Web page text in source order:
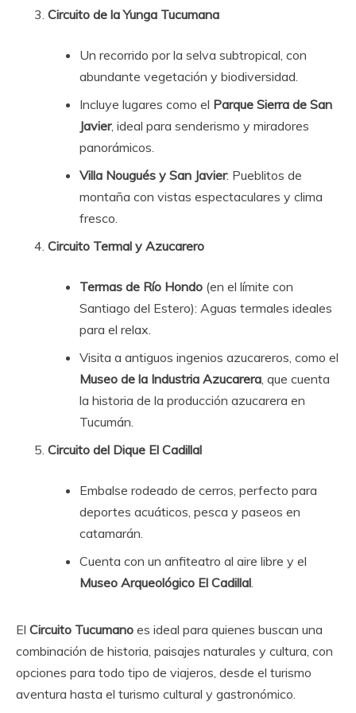
Circuito de la Yunga Tucumana
Un recorrido por la selva subtropical, con
abundante vegetación y biodiversidad.
Incluye lugares como el Parque Sierra de San
Javier, ideal para senderismo y miradores
panorámicos.
Villa Nougués y San Javier: Pueblitos de
montaña con vistas espectaculares y clima
fresco.
Circuito Termal y Azucarero
Termas de Río Hondo (en el límite con
Santiago del Estero): Aguas termales ideales
para el relax.
Visita a antiguos ingenios azucareros, como el
Museo de la Industria Azucarera , que cuenta
la historia de la producción azucarera en
Tucumán.
Circuito del Dique El Cadillal
Embalse rodeado de cerros, perfecto para
deportes acuáticos, pesca y paseos en
catamarán.
Cuenta con un anfiteatro al aire libre y el
Museo Arqueológico El Cadillal
El Circuito Tucumano es ideal para quienes buscan una
combinación de historia, paisajes naturales y cultura, con
opciones para todo tipo de viajeros, desde el turismo
aventura hasta el turismo cultural y gastronómico.